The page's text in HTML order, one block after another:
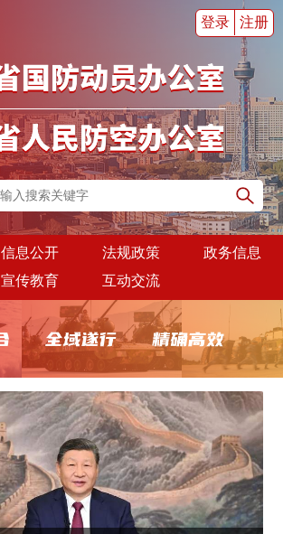
登录 注册
信息公开 法规政策
政务信息
宣传教育 互动交流